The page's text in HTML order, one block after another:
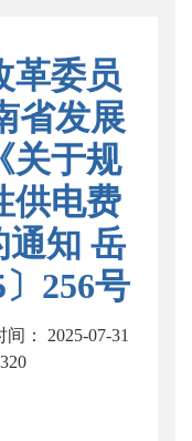
革委员
省发展
关于规
供电费
通知 岳
256号
间： 2025-07-31
320